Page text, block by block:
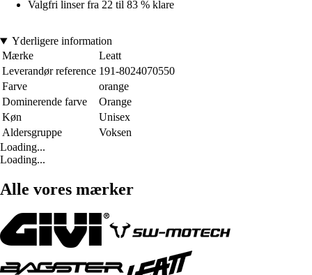
Valgfri linser fra 22 til 83 % klare
Yderligere information
Mærke
Leatt
Leverandør reference 191-8024070550
Farve
orange
Dominerende farve
Orange
Køn
Unisex
Aldersgruppe
Voksen
Loading...
Loading...
Alle vores mærker